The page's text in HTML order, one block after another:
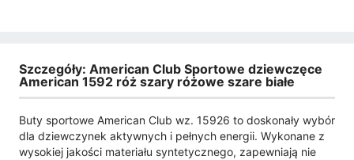
Szczegóły: American Club Sportowe dziewczęce
American 1592 róż szary różowe szare białe
Buty sportowe American Club wz. 15926 to doskonały wybór
dla dziewczynek aktywnych i pełnych energii. Wykonane z
wysokiej jakości materiału syntetycznego, zapewniają nie